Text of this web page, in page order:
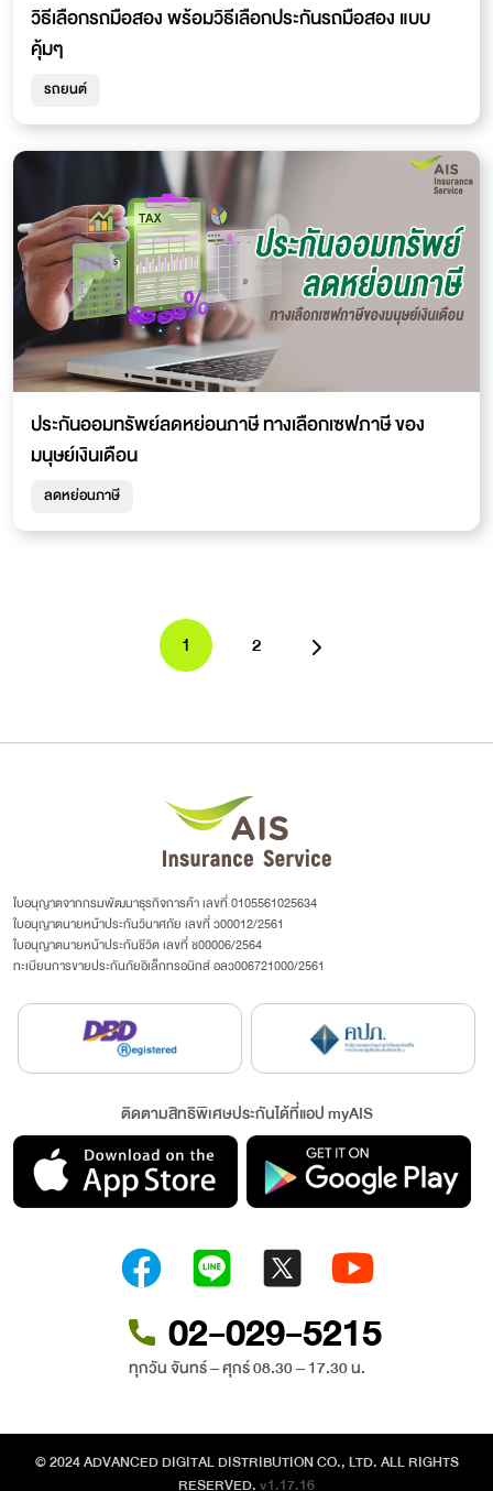
วิธีเลือกรถมือสอง พร้อมวิธีเลือกประกันรถมือสอง แบบ
คุ้มๆ
รถยนต์
ประกันออมทรัพย์ลดหย่อนภาษี ทางเลือกเซฟภาษี ของ
มนุษย์เงินเดือน
ลดหย่อนภาษี
1 2
ใบอนุญาตจากกรมพัฒนาธุรกิจการค้า เลขที่ 0105561025634
ใบอนุญาตนายหน้าประกันวินาศภัย เลขที่ ว00012/2561
ใบอนุญาตนายหน้าประกันชีวิต เลขที่ ช00006/2564
ทะเบียนการขายประกันภัยอิเล็กทรอนิกส์ อลว006721000/2561
ติดตามสิทธิพิเศษประกันได้ที่แอป myAIS
02-029-5215
ทุกวัน จันทร์ – ศุกร์ 08.30 – 17.30 น.
© 2024 ADVANCED DIGITAL DISTRIBUTION CO., LTD. ALL RIGHTS
RESERVED.v1.17.16